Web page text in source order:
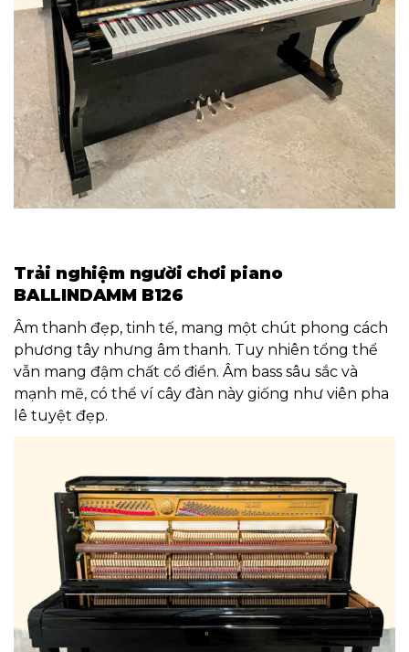
Trải nghiệm người chơi piano
BALLINDAMM B126
Âm thanh đẹp, tinh tế, mang một chút phong cách
phương tây nhưng âm thanh. Tuy nhiên tổng thể
vẫn mang đậm chất cổ điển. Âm bass sâu sắc và
mạnh mẽ, có thể ví cây đàn này giống như viên pha
lê tuyệt đẹp.